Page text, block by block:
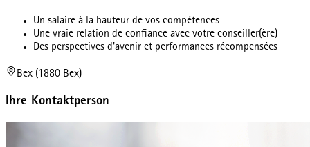
Un salaire à la hauteur de vos compétences
Une vraie relation de confiance avec votre conseiller(ère)
Des perspectives d'avenir et performances récompensées
Bex (1880 Bex)
Ihre Kontaktperson